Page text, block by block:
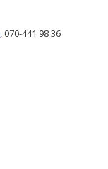
, 070-441 98 36